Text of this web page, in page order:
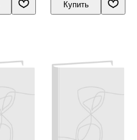
пособие
Купить